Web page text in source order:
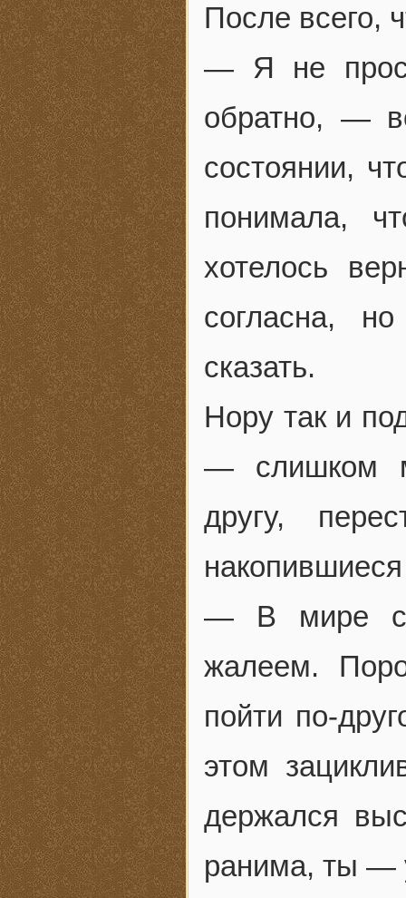
После всего,
— Я не
обратно, —
состоянии,
понимала,
хотелось
согласна,
сказать.
Нору так и
— слишком
другу,
— В мире
жалеем.
пойти по-
этом
держался
ранима, ты —